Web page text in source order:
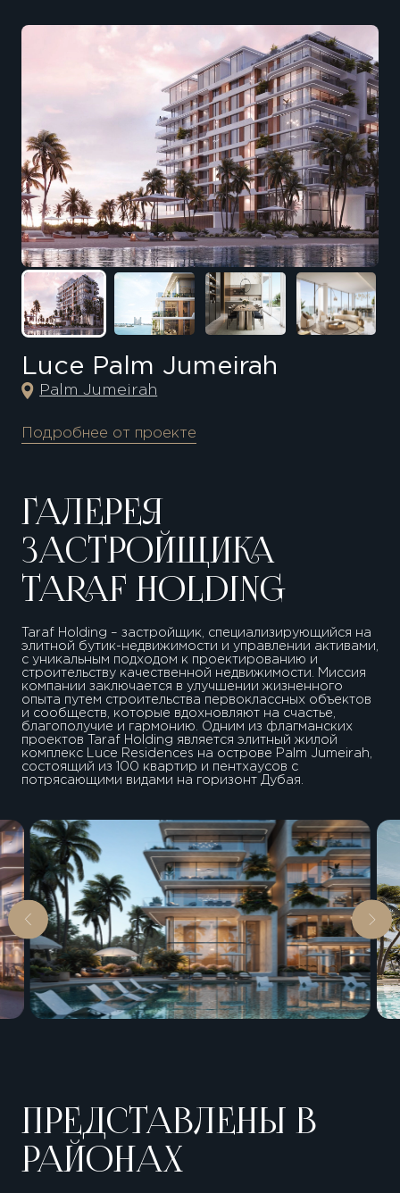
Luce Palm Jumeirah
Palm Jumeirah
Подробнее от проекте
ГАЛЕРЕЯ
ЗАСТРОЙЩИКА
TARAF HOLDING
Taraf Holding – застройщик, специализирующийся на
элитной бутик-недвижимости и управлении активами,
с уникальным подходом к проектированию и
строительству качественной недвижимости. Миссия
компании заключается в улучшении жизненного
опыта путем строительства первоклассных объектов
и сообществ, которые вдохновляют на счастье,
благополучие и гармонию. Одним из флагманских
проектов Taraf Holding является элитный жилой
комплекс Luce Residences на острове Palm Jumeirah,
состоящий из 100 квартир и пентхаусов с
потрясающими видами на горизонт Дубая.
ПРЕДСТАВЛЕНЫ В
РАЙОНАХ